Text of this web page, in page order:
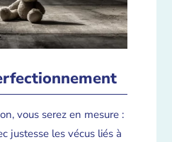
vous serez en mesure :
justesse les vécus liés à